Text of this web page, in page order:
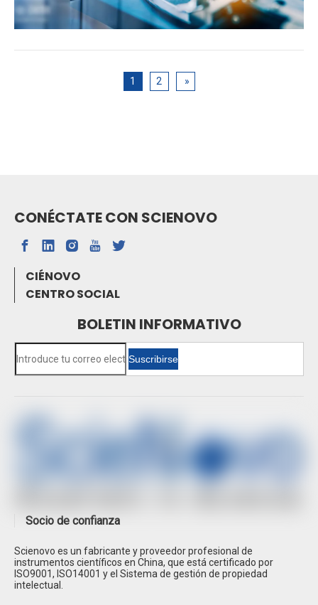
1 2 »
CONÉCTATE CON SCIENOVO
CIÉNOVO
CENTRO SOCIAL
BOLETIN INFORMATIVO
Suscribirse
Socio de confianza
Scienovo es un fabricante y proveedor profesional de
instrumentos científicos en China, que está certificado por
ISO9001, ISO14001 y el Sistema de gestión de propiedad
intelectual.